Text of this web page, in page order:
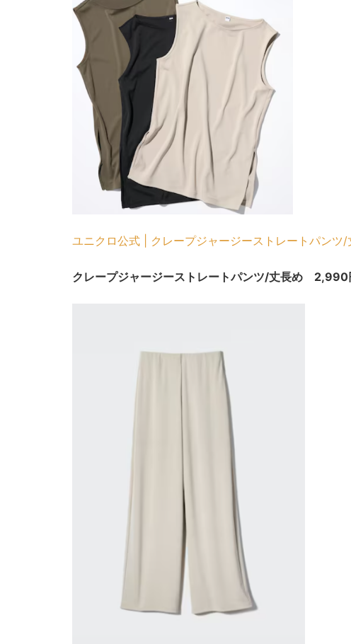
ユニクロ公式 | クレープジャージーストレートパン
クレープジャージーストレートパンツ/丈長め 2,990